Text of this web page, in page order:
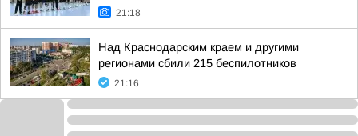
21:18
Над Краснодарским краем и другими
регионами сбили 215 беспилотников
21:16